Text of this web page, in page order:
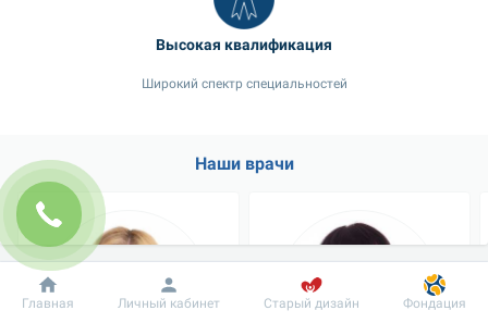
Высокая квалификация
Широкий спектр специальностей
Наши врачи
Добробут Информация Пациенту
Главная Личный кабинет Старый дизайн Фондация